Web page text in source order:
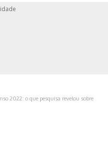
2022: o que pesquisa revelou sobre